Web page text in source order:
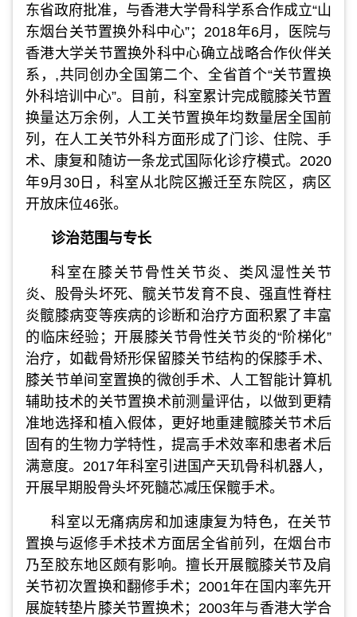
东省政府批准，与香港大学骨科学系合作成立“山
东烟台关节置换外科中心”；2018年6月，医院与
香港大学关节置换外科中心确立战略合作伙伴关
系，,共同创办全国第二个、全省首个“关节置换
外科培训中心”。目前，科室累计完成髋膝关节置
换量达万余例，人工关节置换年均数量居全国前
列，在人工关节外科方面形成了门诊、住院、手
术、康复和随访一条龙式国际化诊疗模式。2020
年9月30日，科室从北院区搬迁至东院区，病区
开放床位46张。
诊治范围与专长
科室在 膝关节骨性关节炎、类风湿性关节
炎、股骨头坏死、髋关节发育不良、强直性脊柱
炎髋膝病变等疾病的诊断和治疗方面积累了丰富
的临床经验；开展膝关节骨性关节炎的“阶梯化”
治疗，如截骨矫形保留膝关节结构的保膝手术、
膝关节单间室置换的微创手术、人工智能计算机
辅助技术的关节置换术前测量评估，以做到更精
准地选择和植入假体，更好地重建髋膝关节术后
固有的生物力学特性，提高手术效率和患者术后
满意度。2017年科室引进国产天玑骨科机器人，
开展早期股骨头坏死髓芯减压保髋手术。
科室以无痛病房和加速康复为特色，在关节
置换与返修手术技术方面居全省前列，在烟台市
乃至胶东地区颇有影响。擅长开展髋膝关节及肩
关节初次置换和翻修手术；2001年在国内率先开
展旋转垫片膝关节置换术；2003年与香港大学合